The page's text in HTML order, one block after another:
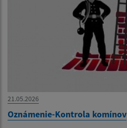
21.05.2026
Oznámenie-Kontrola komínov